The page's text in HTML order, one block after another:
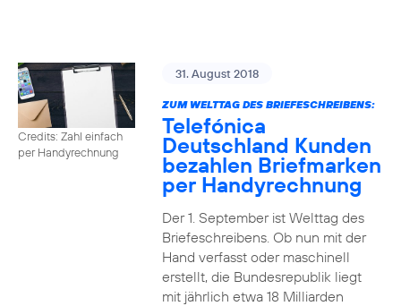
Credits: Zahl einfach
per Handyrechnung
31. August 2018
ZUM WELTTAG DES BRIEFESCHREIBENS:
Telefónica
Deutschland Kunden
bezahlen Briefmarken
per Handyrechnung
Der 1. September ist Welttag des
Briefeschreibens. Ob nun mit der
Hand verfasst oder maschinell
erstellt, die Bundesrepublik liegt
mit jährlich etwa 18 Milliarden